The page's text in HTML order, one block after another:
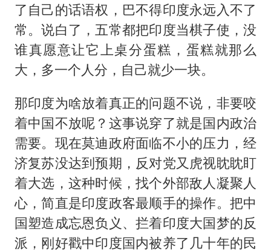
了自己的话语权，巴不得印度永远入不了
常。说白了，五常都把印度当棋子使，没
谁真愿意让它上桌分蛋糕，蛋糕就那么
大，多一个人分，自己就少一块。
那印度为啥放着真正的问题不说，非要咬
着中国不放呢？这事说穿了就是国内政治
需要。现在莫迪政府面临不小的压力，经
济复苏没达到预期，反对党又虎视眈眈盯
着大选，这种时候，找个外部敌人凝聚人
心，简直是印度政客最顺手的操作。把中
国塑造成忘恩负义、拦着印度大国梦的反
派，刚好戳中印度国内被养了几十年的民